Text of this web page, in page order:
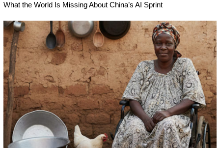
What the World Is Missing About China’s AI Sprint